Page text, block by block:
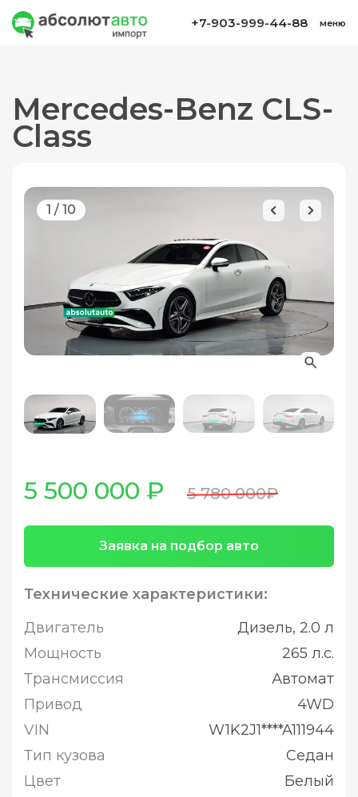
+7-903-999-44-88 меню
Mercedes-Benz CLS-
Class
5 500 000 ₽ 5 780 000₽
Заявка на подбор авто
Технические характеристики:
Двигатель
Дизель, 2.0 л
Мощность
265 л.с.
Трансмиссия
Автомат
Привод
4WD
VIN
W1K2J1****A111944
Тип кузова
Седан
Цвет
Белый
1 / 10